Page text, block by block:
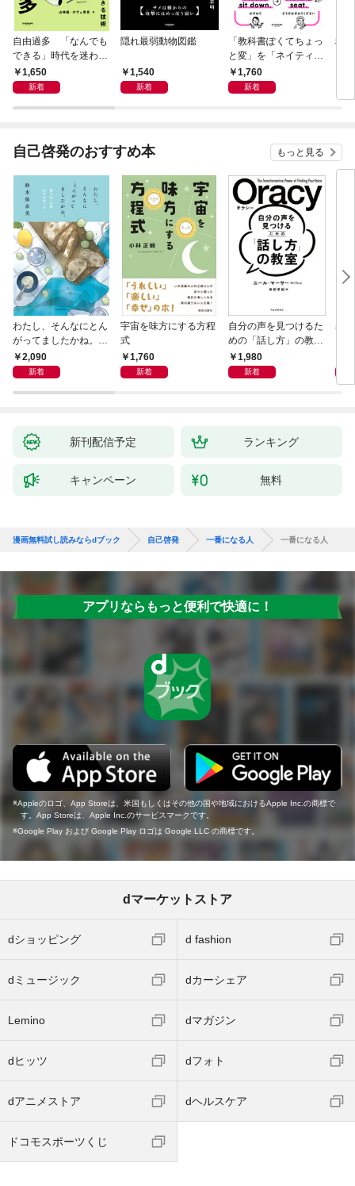
自由過多 「なんでも
できる」時代を迷わず
生きる技術
1,650
新着
隠れ最弱動物図鑑
1,540
新着
「教科書ぽくてちょっ
と変」を「ネイティヴ
みたいでなんかいい」
に変える教科書英語ア
1,760
新着
科
自己啓発のおすすめ本 もっと見る
わたし、そんなにとん
がってましたかね。
獅子座、Ａ型、丙午は
めぐる
2,090
新着
宇宙を味方にする方程
式
1,760
新着
自分の声を見つけるた
めの「話し方」の教
室 Ｏｒａｃｙ（オラ
シー）
1,980
新着
基
新刊配信予定 ランキング
キャンペーン 無料
漫画無料試し読みならdブック 自己啓発 一番になる人 一番になる人
アプリならもっと便利で快適に！
Appleのロゴ、App Storeは、米国もしくはその他の国や地域におけるApple Inc.の商標で
す。App Storeは、Apple Inc.のサービスマークです。
Google Play および Google Play ロゴは Google LLC の商標です。
dマーケットストア
dショッピング d fashion
dミュージック dカーシェア
Lemino dマガジン
dヒッツ dフォト
dアニメストア dヘルスケア
ドコモスポーツくじ